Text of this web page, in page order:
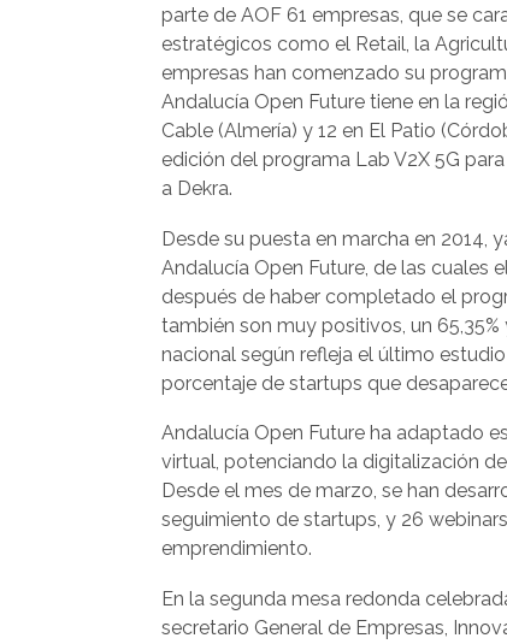
parte de AOF 61 empresas, que se
estratégicos como el Retail, la
empresas han comenzado su
Andalucía Open Future tiene en la
Cable (Almería) y 12 en El Patio
edición del programa Lab V2X 5G
a Dekra.
Desde su puesta en marcha en 2014,
Andalucía Open Future, de las cuales
después de haber completado el
también son muy positivos, un
nacional según refleja el último
porcentaje de startups que
Andalucía Open Future ha adaptado
virtual, potenciando la digitalización
Desde el mes de marzo, se han
seguimiento de startups, y 26
emprendimiento.
En la segunda mesa redonda
secretario General de Empresas,